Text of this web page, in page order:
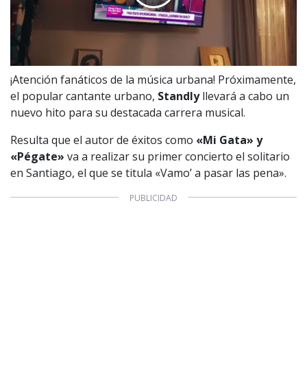
¡Atención fanáticos de la música urbana! Próximamente,
el popular cantante urbano, Standlyllevará a cabo un
nuevo hito para su destacada carrera musical.
Resulta que el autor de éxitos como «Mi Gata» y
«Pégate» va a realizar su primer concierto el solitario
en Santiago, el que se titula «Vamo’ a pasar las pena».